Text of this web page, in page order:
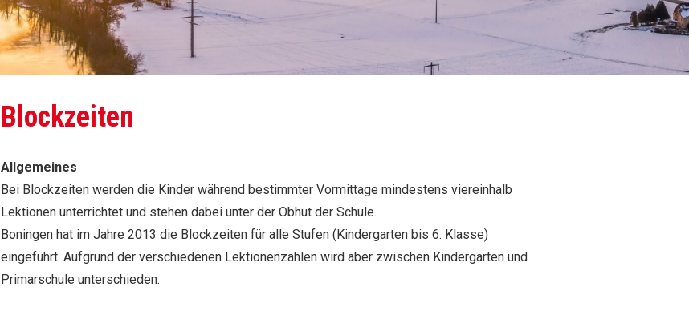
Blockzeiten
Allgemeines
Bei Blockzeiten werden die Kinder während bestimmter Vormittage mindestens viereinhalb
Lektionen unterrichtet und stehen dabei unter der Obhut der Schule.
Boningen hat im Jahre 2013 die Blockzeiten für alle Stufen (Kindergarten bis 6. Klasse)
eingeführt. Aufgrund der verschiedenen Lektionenzahlen wird aber zwischen Kindergarten und
Primarschule unterschieden.